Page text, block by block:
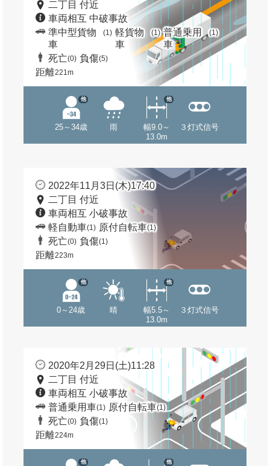
二丁目 付近
車両相互 中破事故
準中型貨物
車
(1) 軽貨物
車
(1) 普通乗用
車
(1)
死亡(0) 負傷(5)
距離221m
25～34歳
他
雨
幅9.0～
13.0m
他
３灯式信号
2022年11月3日(木)17:40
二丁目 付近
車両相互 小破事故
軽自動車(1) 原付自転車(1)
死亡(0) 負傷(1)
距離223m
0～24歳
他
晴
幅5.5～
13.0m
他
３灯式信号
2020年2月29日(土)11:28
二丁目 付近
車両相互 小破事故
普通乗用車(1) 原付自転車(1)
死亡(0) 負傷(1)
距離224m
他 他